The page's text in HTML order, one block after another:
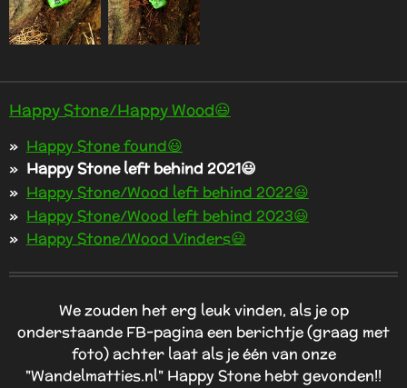
Happy Stone/Happy Wood😃
Happy Stone found😃
Happy Stone left behind 2021😃
Happy Stone/Wood left behind 2022😃
Happy Stone/Wood left behind 2023😃
Happy Stone/Wood Vinders😃
We zouden het erg leuk vinden, als je op
onderstaande FB-pagina een berichtje (graag met
foto) achter laat als je één van onze
"Wandelmatties.nl" Happy Stone hebt gevonden!!